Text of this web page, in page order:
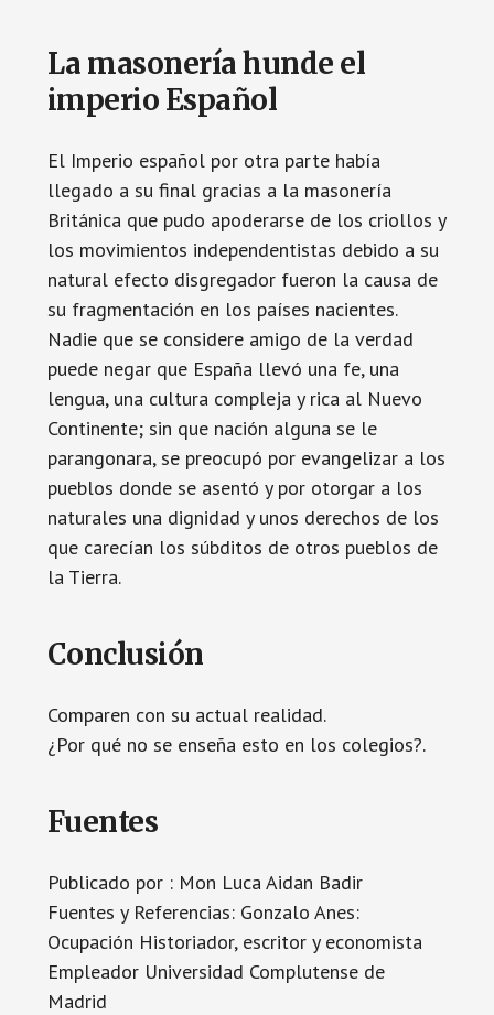
La masonería hunde el
imperio Español
El Imperio español por otra parte había
llegado a su final gracias a la masonería
Británica que pudo apoderarse de los criollos y
los movimientos independentistas debido a su
natural efecto disgregador fueron la causa de
su fragmentación en los países nacientes.
Nadie que se considere amigo de la verdad
puede negar que España llevó una fe, una
lengua, una cultura compleja y rica al Nuevo
Continente; sin que nación alguna se le
parangonara, se preocupó por evangelizar a los
pueblos donde se asentó y por otorgar a los
naturales una dignidad y unos derechos de los
que carecían los súbditos de otros pueblos de
la Tierra.
Conclusión
Comparen con su actual realidad.
¿Por qué no se enseña esto en los colegios?.
Fuentes
Publicado por : Mon Luca Aidan Badir
Fuentes y Referencias: Gonzalo Anes:
Ocupación Historiador, escritor y economista
Empleador Universidad Complutense de
Madrid